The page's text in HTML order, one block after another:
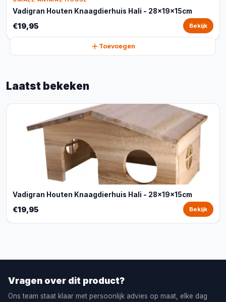
Vadigran Houten Knaagdierhuis Hali - 28x19x15cm
€19,95 Bekijk
Toevoegen
Laatst bekeken
Vadigran Houten Knaagdierhuis Hali - 28x19x15cm
€19,95 Bekijk
Vragen over dit product?
Ons team staat klaar met persoonlijk advies op maat, elke dag